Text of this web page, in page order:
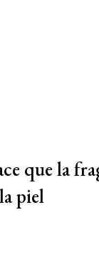
que la
piel